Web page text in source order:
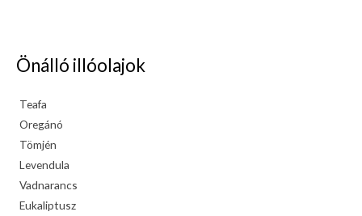
Önálló illóolajok
Teafa
Oregánó
Tömjén
Levendula
Vadnarancs
Eukaliptusz